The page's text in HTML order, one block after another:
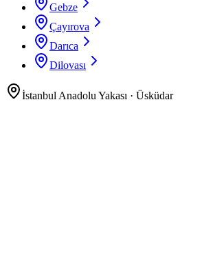
Gebze
Çayırova
Darıca
Dilovası
İstanbul Anadolu Yakası · Üsküdar